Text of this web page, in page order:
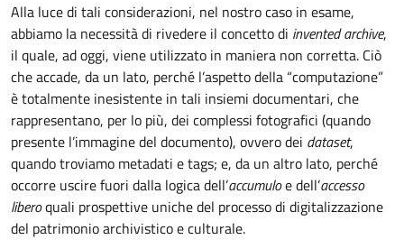
Alla luce di tali considerazioni, nel nostro caso in esame,
abbiamo la necessità di rivedere il concetto di invented archive,
il quale, ad oggi, viene utilizzato in maniera non corretta. Ciò
che accade, da un lato, perché l’aspetto della “computazione”
è totalmente inesistente in tali insiemi documentari, che
rappresentano, per lo più, dei complessi fotografici (quando
presente l’immagine del documento), ovvero dei dataset,
quando troviamo metadati e tags; e, da un altro lato, perché
occorre uscire fuori dalla logica dell’accumuloe dell’accesso
liberoquali prospettive uniche del processo di digitalizzazione
del patrimonio archivistico e culturale.